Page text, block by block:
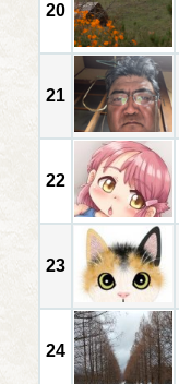
20
21
22
23
24